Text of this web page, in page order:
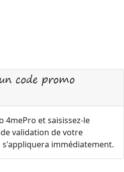
code promo
4mePro et saisissez-le
validation de votre
immédiatement.